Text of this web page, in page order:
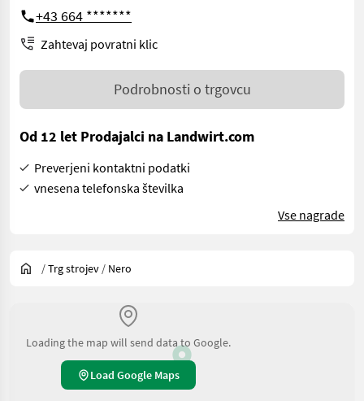
+43 664 *******
Zahtevaj povratni klic
Podrobnosti o trgovcu
Od 12 let Prodajalci na Landwirt.com
Preverjeni kontaktni podatki
vnesena telefonska številka
Vse nagrade
/Trg strojev / Nero
Loading the map will send data to Google.
Load Google Maps